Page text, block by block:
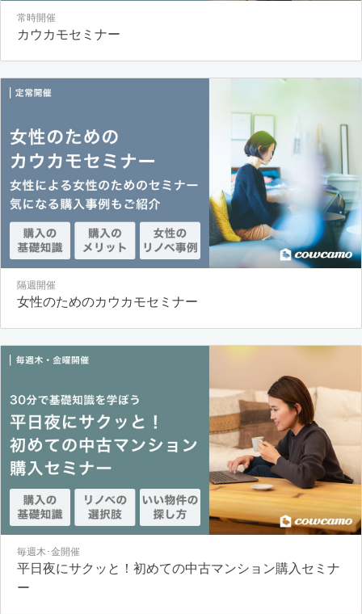
常時開催
カウカモセミナー
隔週開催
女性のためのカウカモセミナー
毎週木･金開催
平日夜にサクッと！初めての中古マンション購入セミナ
ー